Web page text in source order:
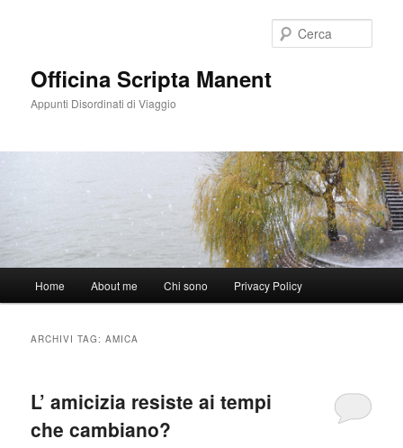
Officina Scripta Manent
Appunti Disordinati di Viaggio
principale
Home About me Chi sono Privacy Policy
ARCHIVI TAG:AMICA
L’ amicizia resiste ai tempi
che cambiano?